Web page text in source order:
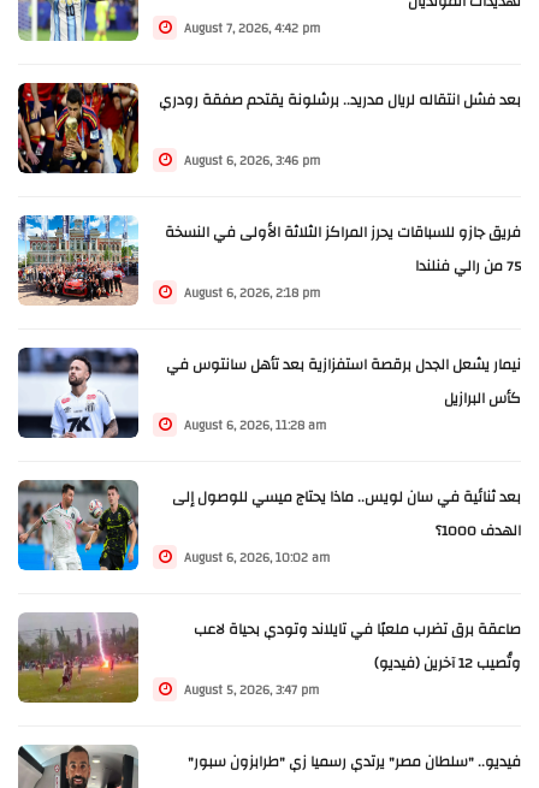
August 7, 2026, 4:42 pm
بعد فشل انتقاله لريال مدريد.. برشلونة يقتحم صفقة رودري
August 6, 2026, 3:46 pm
فريق جازو للسباقات يحرز المراكز الثلاثة الأولى في النسخة
75 من رالي فنلندا
August 6, 2026, 2:18 pm
نيمار يشعل الجدل برقصة استفزازية بعد تأهل سانتوس في
كأس البرازيل
August 6, 2026, 11:28 am
بعد ثنائية في سان لويس.. ماذا يحتاج ميسي للوصول إلى
الهدف 1000؟
August 6, 2026, 10:02 am
صاعقة برق تضرب ملعبًا في تايلاند وتودي بحياة لاعب
وتُصيب 12 آخرين (فيديو)
August 5, 2026, 3:47 pm
فيديو.. "سلطان مصر" يرتدي رسميا زي "طرابزون سبور"